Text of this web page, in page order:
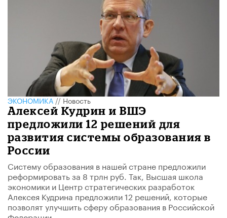
ЭКОНОМИКА//Новость
Алексей Кудрин и ВШЭ
предложили 12 решений для
развития системы образования в
России
Систему образования в нашей стране предложили
реформировать за 8 трлн руб. Так, Высшая школа
экономики и Центр стратегических разработок
Алексея Кудрина предложили 12 решений, которые
позволят улучшить сферу образования в Российской